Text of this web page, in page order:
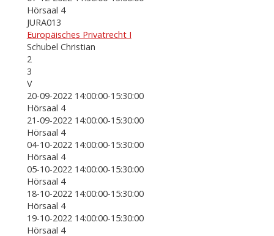
Hörsaal 4
JURA013
Europäisches Privatrecht I
Schubel Christian
2
3
V
20-09-2022 14:00:00-15:30:00
Hörsaal 4
21-09-2022 14:00:00-15:30:00
Hörsaal 4
04-10-2022 14:00:00-15:30:00
Hörsaal 4
05-10-2022 14:00:00-15:30:00
Hörsaal 4
18-10-2022 14:00:00-15:30:00
Hörsaal 4
19-10-2022 14:00:00-15:30:00
Hörsaal 4